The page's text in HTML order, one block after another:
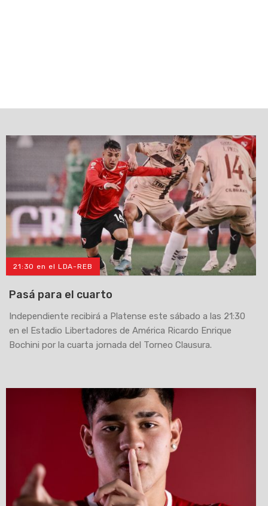
21:30 en el LDA-REB
Pasá para el cuarto
Independiente recibirá a Platense este sábado a las 21:30
en el Estadio Libertadores de América Ricardo Enrique
Bochini por la cuarta jornada del Torneo Clausura.